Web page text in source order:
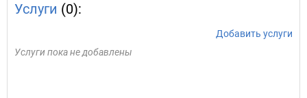
Услуги (0):
Добавить услуги
Услуги пока не добавлены